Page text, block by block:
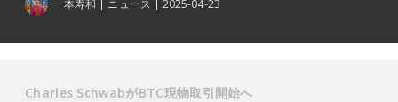
一本寿和 ニュース 2025-04-23
Charles SchwabがBTC現物取引開始へ